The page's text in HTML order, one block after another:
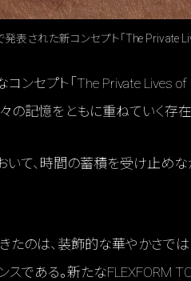
発表された新コンセプト「The Private
コンセプト「The Private Lives
の記憶をともに重ねていく存
いて、時間の蓄積を受け止め
たのは、装飾的な華やかさでは
である。新たなFLEXFORM